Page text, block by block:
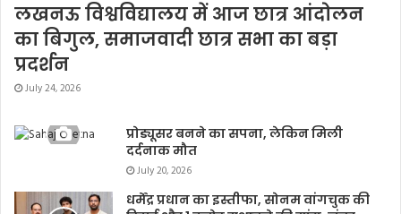
लखनऊ विश्वविद्यालय में आज छात्र आंदोलन
का बिगुल, समाजवादी छात्र सभा का बड़ा
प्रदर्शन
July 24, 2026
प्रोड्यूसर बनने का सपना, लेकिन मिली
दर्दनाक मौत
July 20, 2026
धर्मेंद्र प्रधान का इस्तीफा, सोनम वांगचुक की